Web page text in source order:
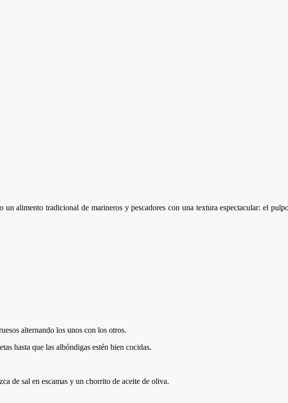
alimento tradicional de marineros y pescadores con una textura espectacular: el
alternando los unos con los otros.
hasta que las albóndigas estén bien cocidas.
de sal en escamas y un chorrito de aceite de oliva.